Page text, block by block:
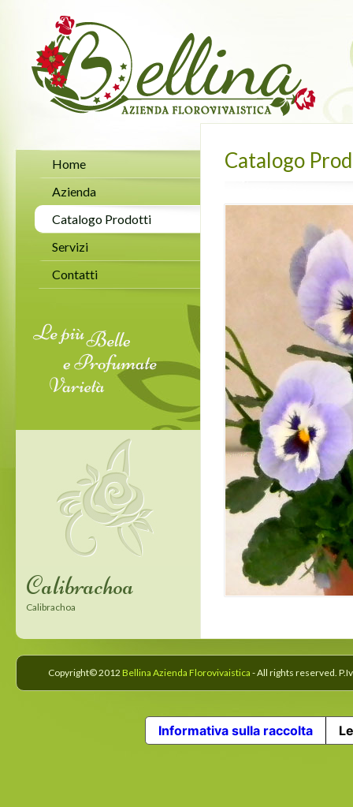
Home
Azienda
Catalogo Prodotti
Servizi
Contatti
Calibrachoa
Calibrachoa
Confetti Garden
Catalogo
Copyright© 2012 Bellina Azienda Florovivaistica - All rights reserved.
Informativa sulla raccolta